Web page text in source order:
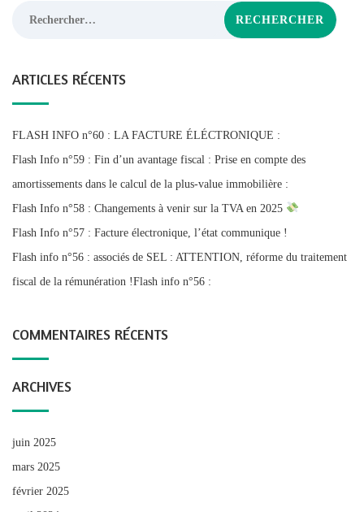
ARTICLES RÉCENTS
FLASH INFO n°60 : LA FACTURE ÉLÉCTRONIQUE :
Flash Info n°59 : Fin d’un avantage fiscal : Prise en compte des
amortissements dans le calcul de la plus-value immobilière :
Flash Info n°58 : Changements à venir sur la TVA en 2025
Flash Info n°57 : Facture électronique, l’état communique !
Flash info n°56 : associés de SEL : ATTENTION, réforme du traitement
fiscal de la rémunération !Flash info n°56 :
COMMENTAIRES RÉCENTS
ARCHIVES
juin 2025
mars 2025
février 2025